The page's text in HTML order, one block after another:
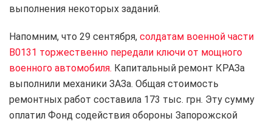
выполнения некоторых заданий.
Напомним, что 29 сентября, солдатам военной части
В0131 торжественно передали ключи от мощного
военного автомобиля. Капитальный ремонт КРАЗа
выполнили механики ЗАЗа. Общая стоимость
ремонтных работ составила 173 тыс. грн. Эту сумму
оплатил Фонд содействия обороны Запорожской